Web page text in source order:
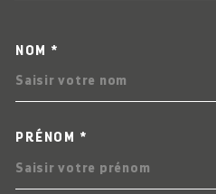
NOM *
PRÉNOM *